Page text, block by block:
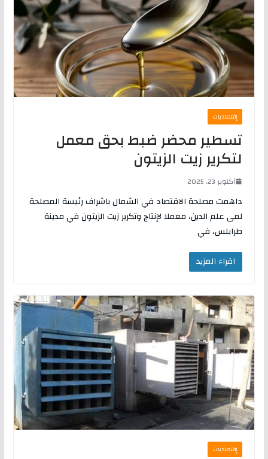
إقتصاديات
تسطير محضر ضبط بحق معمل
لتكرير زيت الزيتون
أكتوبر 23, 2025
داهمت مصلحة الاقتصاد في الشمال باشراف رئيسة المصلحة
لمى علم الدين، معملا لإنتاج وتكرير زيت الزيتون في مدينة
طرابلس، في
اقراء المزيد
إقتصاديات